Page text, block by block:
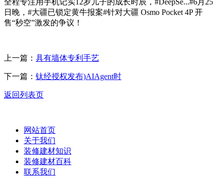
日晚，#大疆已锁定黄牛报案#针对大疆 Osmo Pocket 4P 开
售“秒空”激发的争议！
上一篇： 具有墙体专利手艺
下一篇： 钛经授权发布)AIAgent时
返回列表页
网站首页
关于我们
装修建材知识
装修建材百科
联系我们